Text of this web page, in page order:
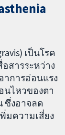
เป็นโรค
สารระหว่าง
าการอ่อนแรง
นไหวของตา
ซึ่งอาจลด
มความเสี่ยง